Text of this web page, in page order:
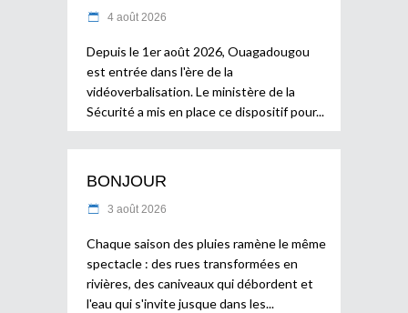
4 août 2026
Depuis le 1er août 2026, Ouagadougou
est entrée dans l'ère de la
vidéoverbalisation. Le ministère de la
Sécurité a mis en place ce dispositif pour
BONJOUR
3 août 2026
Chaque saison des pluies ramène le même
spectacle : des rues transformées en
rivières, des caniveaux qui débordent et
l'eau qui s'invite jusque dans les